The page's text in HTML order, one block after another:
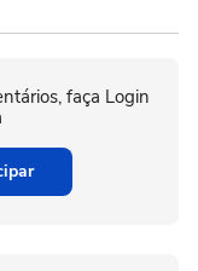
faça Login